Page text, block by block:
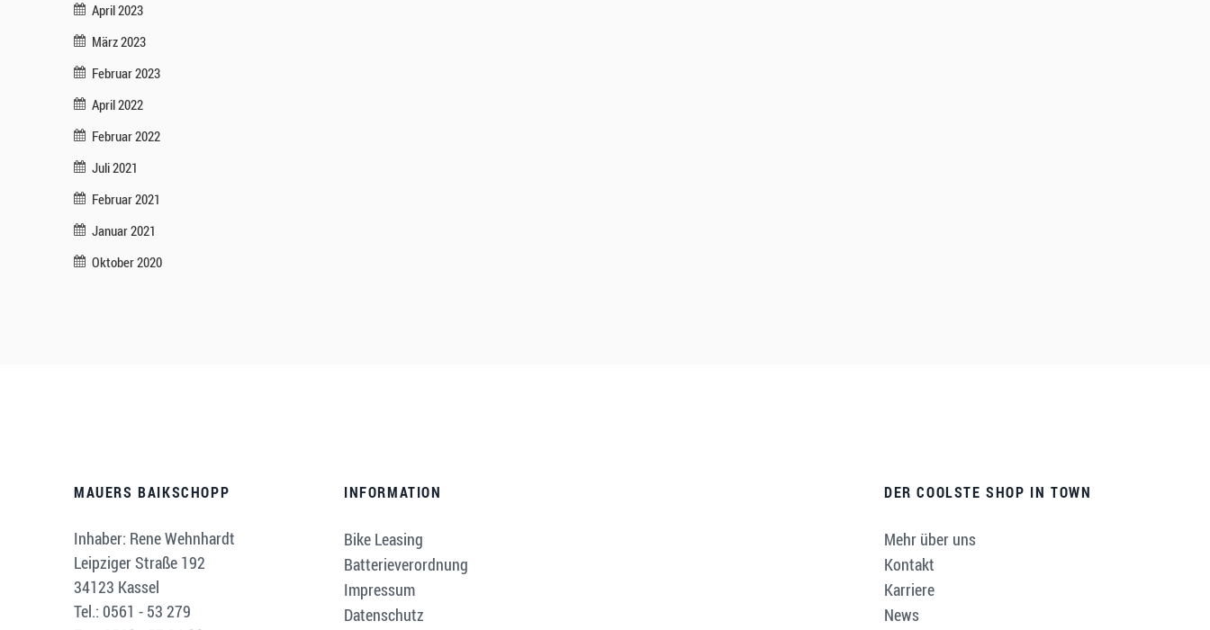
April 2023
März 2023
Februar 2023
April 2022
Februar 2022
Juli 2021
Februar 2021
Januar 2021
Oktober 2020
MAUERS BAIKSCHOPP
Inhaber: Rene Wehnhardt
Leipziger Straße 192
34123 Kassel
Tel.: 0561 - 53 279
INFORMATION
Bike Leasing
Batterieverordnung
Impressum
Datenschutz
DER COOLSTE SHOP IN TOWN
Mehr über uns
Kontakt
Karriere
News